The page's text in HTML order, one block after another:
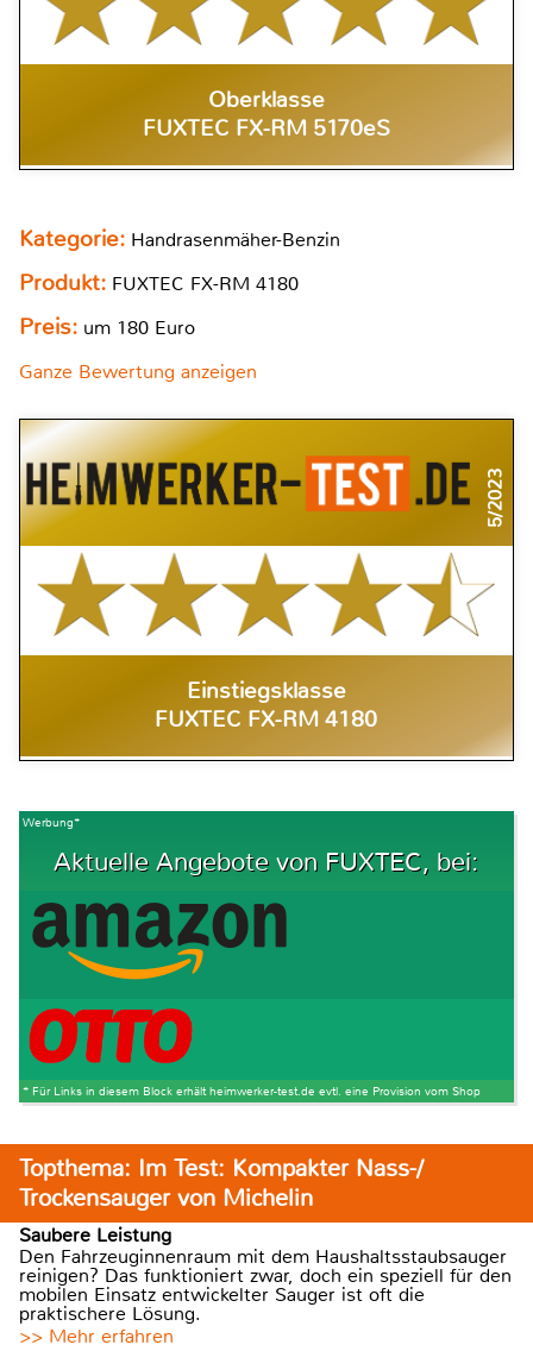
Oberklasse
FUXTEC FX-RM 5170eS
Kategorie: Handrasenmäher-Benzin
Produkt: FUXTEC FX-RM 4180
Preis: um 180 Euro
Ganze Bewertung anzeigen
5/2023
Einstiegsklasse
FUXTEC FX-RM 4180
Werbung*
Aktuelle Angebote von FUXTEC, bei:
* Für Links in diesem Block erhält heimwerker-test.de evtl. eine Provision vom Shop
Topthema: Im Test: Kompakter Nass-/
Trockensauger von Michelin
Saubere Leistung
Den Fahrzeuginnenraum mit dem Haushaltsstaubsauger
reinigen? Das funktioniert zwar, doch ein speziell für den
mobilen Einsatz entwickelter Sauger ist oft die
praktischere Lösung.
>> Mehr erfahren